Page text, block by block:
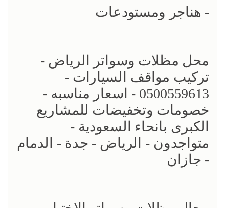
- هناجر ومستودعات
محل مظلات وسواتر الرياض -
تركيب مواقف السيارات -
0500559613 - اسعار مناسبه -
خصومات وتخفيضات للمشاريع
الكبرى بانحاء السعودية -
متواجدون - الرياض - جدة - الدمام
- جازان